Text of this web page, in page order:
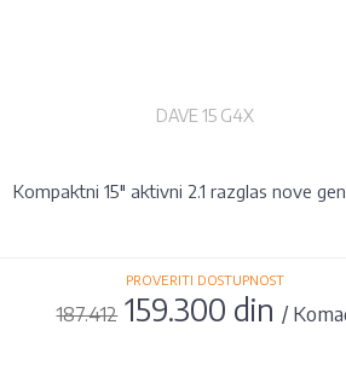
DAVE 15 G4X
Kompaktni 15" aktivni 2.1 razglas nove
PROVERITI DOSTUPNOST
187.412159.300 din /